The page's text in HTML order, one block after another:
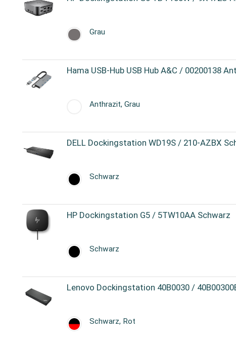
Grau
Hama USB-Hub USB Hub A&C / 00200138
Anthrazit, Grau
DELL Dockingstation WD19S / 210-AZBX
Schwarz
HP Dockingstation G5 / 5TW10AA Schwarz
Schwarz
Lenovo Dockingstation 40B0030 /
Schwarz, Rot